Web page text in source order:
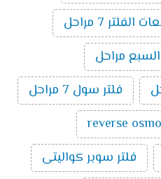
7 مراحل
مراحل
فلتر سول 7 مراحل
فلتر سوبر كواليتى